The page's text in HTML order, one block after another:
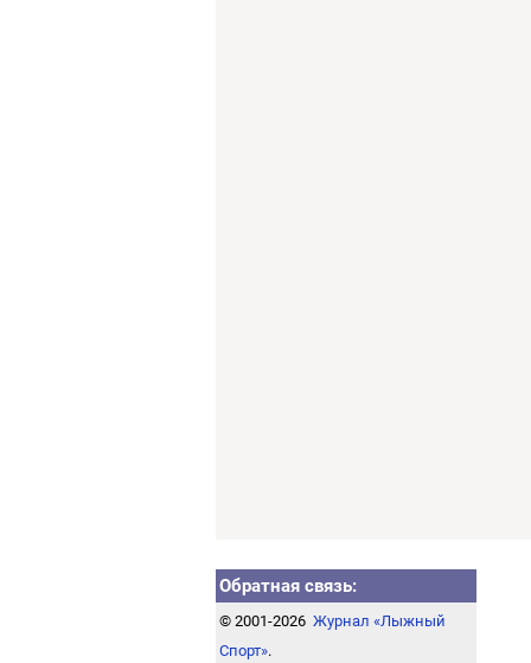
Обратная связь:
© 2001-2026 Журнал «Лыжный
Спорт».